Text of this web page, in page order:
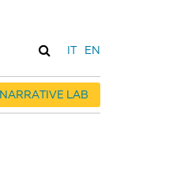
EN
NARRATIVE LAB